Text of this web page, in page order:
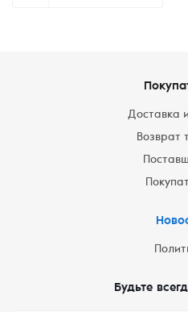
Доставка
Возврат
Будьте